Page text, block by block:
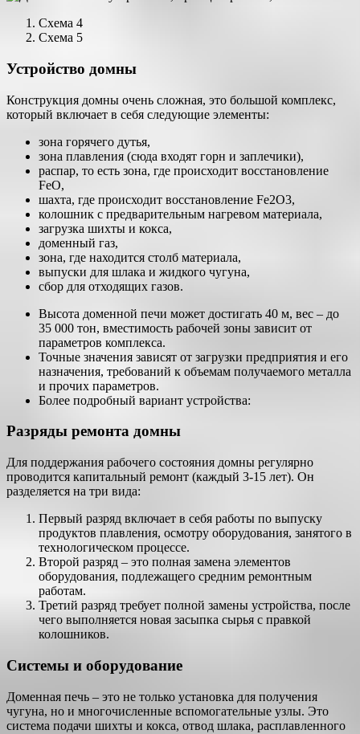
Схема 4
Схема 5
Устройство домны
Конструкция домны очень сложная, это большой комплекс,
который включает в себя следующие элементы:
зона горячего дутья,
зона плавления (сюда входят горн и заплечики),
распар, то есть зона, где происходит восстановление
FeO,
шахта, где происходит восстановление Fe2O3,
колошник с предварительным нагревом материала,
загрузка шихты и кокса,
доменный газ,
зона, где находится столб материала,
выпуски для шлака и жидкого чугуна,
сбор для отходящих газов.
Высота доменной печи может достигать 40 м, вес – до
35 000 тон, вместимость рабочей зоны зависит от
параметров комплекса.
Точные значения зависят от загрузки предприятия и его
назначения, требований к объемам получаемого металла
и прочих параметров.
Более подробный вариант устройства:
Разряды ремонта домны
Для поддержания рабочего состояния домны регулярно
проводится капитальный ремонт (каждый 3-15 лет). Он
разделяется на три вида:
Первый разряд включает в себя работы по выпуску
продуктов плавления, осмотру оборудования, занятого в
технологическом процессе.
Второй разряд – это полная замена элементов
оборудования, подлежащего средним ремонтным
работам.
Третий разряд требует полной замены устройства, после
чего выполняется новая засыпка сырья с правкой
колошников.
Системы и оборудование
Доменная печь – это не только установка для получения
чугуна, но и многочисленные вспомогательные узлы. Это
система подачи шихты и кокса, отвод шлака, расплавленного